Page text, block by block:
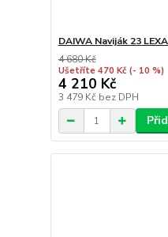
DAIWA Naviják 23
4 680 Kč
Ušetříte 470 Kč (- 10 %)
4 210 Kč
3 479 Kč bez DPH